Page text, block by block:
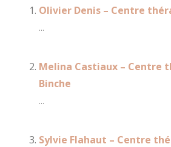
Olivier Denis – Centre
...
Melina Castiaux – Centre
Binche
...
Sylvie Flahaut – Centre